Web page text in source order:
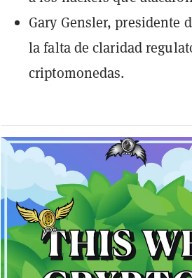
Gary Gensler, presidente
la falta de claridad
criptomonedas.